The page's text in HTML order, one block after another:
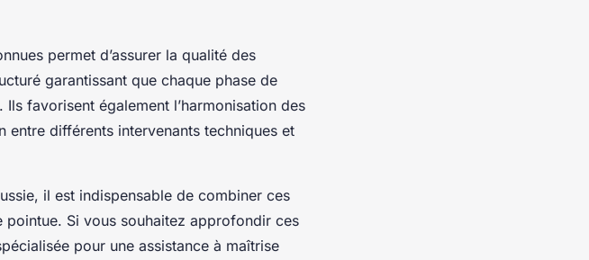
permet d’assurer la qualité des
garantissant que chaque phase de
favorisent également l’harmonisation des
différents intervenants techniques et
il est indispensable de combiner ces
Si vous souhaitez approfondir ces
pour une assistance à maîtrise